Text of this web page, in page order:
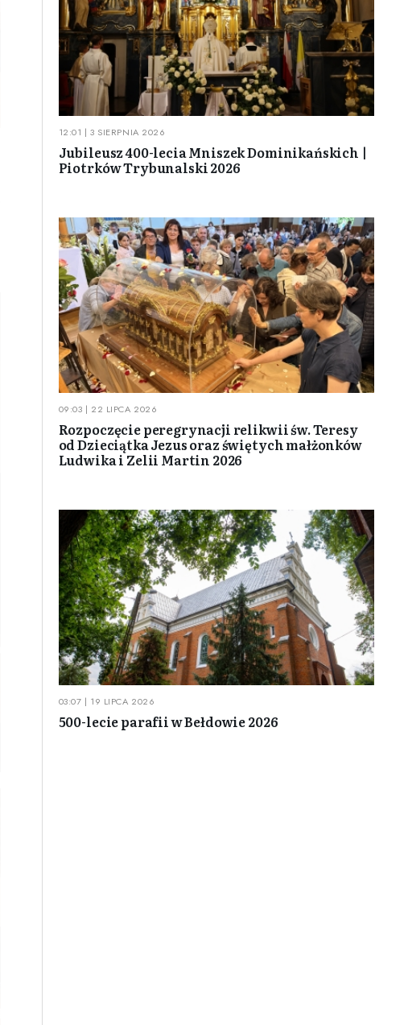
12:01 | 3 SIERPNIA 2026
Jubileusz 400-lecia Mniszek Dominikańskich |
Piotrków Trybunalski 2026
09:03 | 22 LIPCA 2026
Rozpoczęcie peregrynacji relikwii św. Teresy
od Dzieciątka Jezus oraz świętych małżonków
Ludwika i Zelii Martin 2026
03:07 | 19 LIPCA 2026
500-lecie parafii w Bełdowie 2026